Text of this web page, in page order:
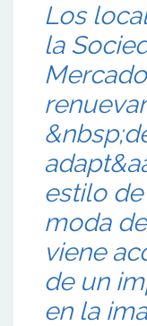
Los
la
estilo
moda
viene
de un
en la